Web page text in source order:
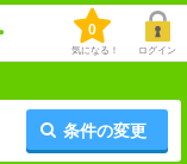
0
気になる！ ログイン
条件の変更